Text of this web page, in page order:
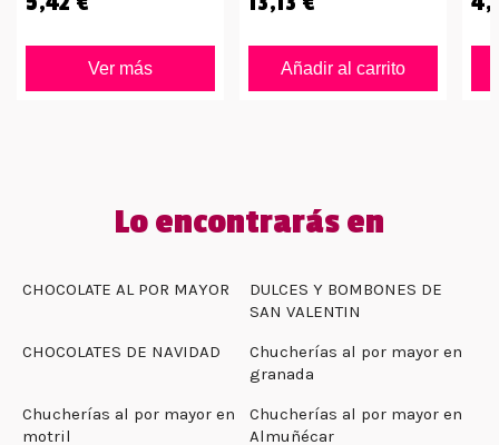
Ver más Añadir al carrito
Lo encontrarás en
CHOCOLATE AL POR MAYOR
DULCES Y BOMBONES DE
SAN VALENTIN
CHOCOLATES DE NAVIDAD
Chucherías al por mayor en
granada
Chucherías al por mayor en
motril
Chucherías al por mayor en
Almuñécar